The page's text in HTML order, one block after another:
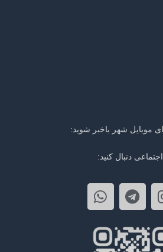
موبایل شهر باخبر شوید:
دنبال کنید: